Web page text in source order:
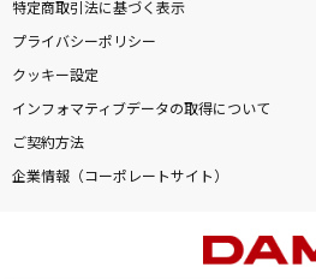
特定商取引法に基づく表示
プライバシーポリシー
クッキー設定
インフォマティブデータの取得について
ご契約方法
企業情報（コーポレートサイト）